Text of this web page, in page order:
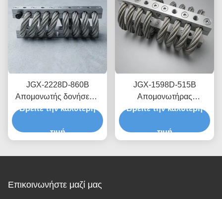
JGX-2228D-860B
Απομονωτής δονήσεων
συρματόπλεγματος
σύνθεση Ταχεία
Προσαρμόσιμος
Βρείτε την καλύτερη
τιμή
JGX-1598D-515B
Απομονωτήρας
κραδασμών με
παρέχει κλιμακούμενη
απομόνωση θορύβου
Βρείτε την καλύτερη
τιμή
Επικοινωνήστε μαζί μας